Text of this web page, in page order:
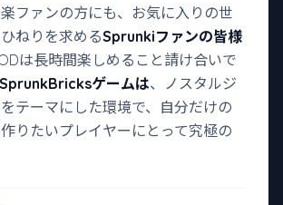
ファンの方にも、お気に入りの世
ねりを求めるSprunkiファンの皆様
は長時間楽しめること請け合いで
ゲームは、ノスタルジ
テーマにした環境で、自分だけの
りたいプレイヤーにとって究極の